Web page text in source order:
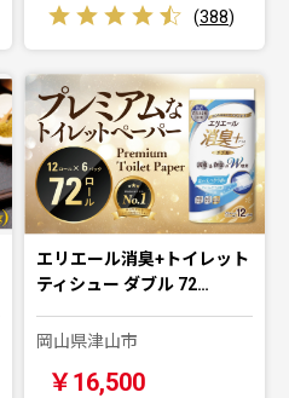
(388)
エリエール消臭+トイレット
ティシュー ダブル 72…
岡山県津山市
￥16,500